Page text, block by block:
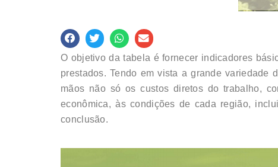
O objetivo da tabela é fornecer indicadores
prestados. Tendo em vista a grande variedade
mãos não só os custos diretos do trabalho,
econômica, às condições de cada região,
conclusão.